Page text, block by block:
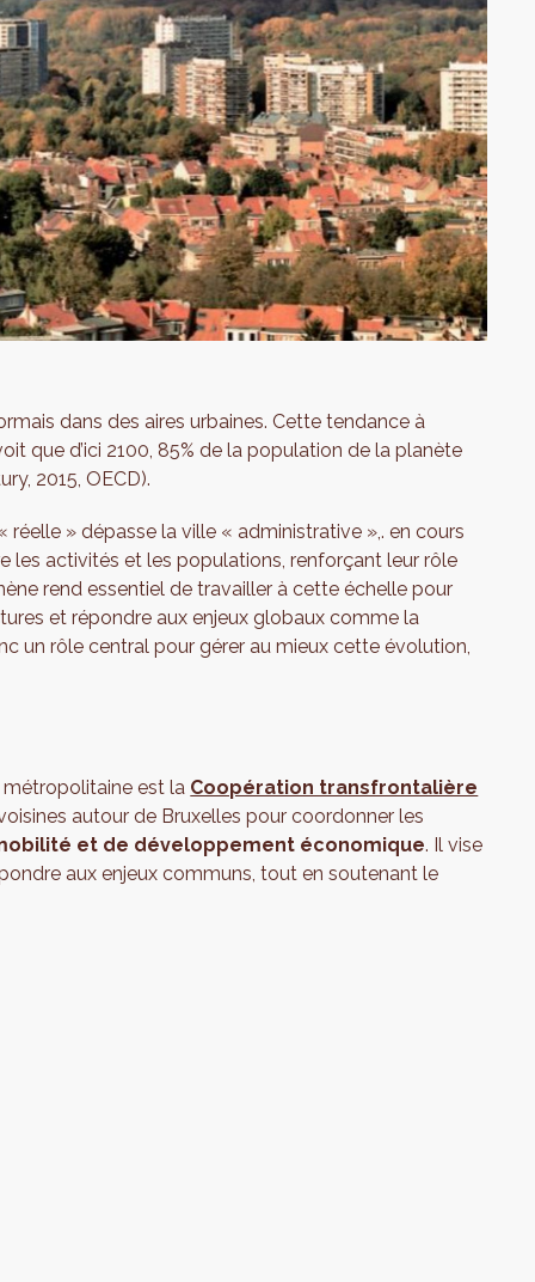
dans des aires urbaines. Cette tendance à
que d’ici 2100, 85% de la population de la planète
2015, OECD).
réelle » dépasse la ville « administrative »,. en cours
les activités et les populations, renforçant leur rôle
rend essentiel de travailler à cette échelle pour
et répondre aux enjeux globaux comme la
un rôle central pour gérer au mieux cette évolution,
est la Coopération transfrontalière
autour de Bruxelles pour coordonner les
et de développement économique. Il vise
aux enjeux communs, tout en soutenant le